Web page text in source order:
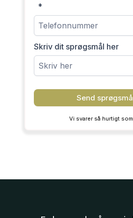
*
Skriv dit sprøgsmål her
Send
Vi svarer så hurtigt